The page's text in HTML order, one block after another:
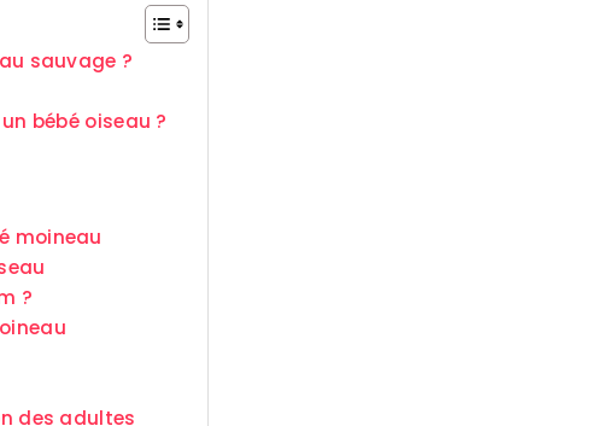
sauvage ?
bébé oiseau ?
moineau
?
des adultes